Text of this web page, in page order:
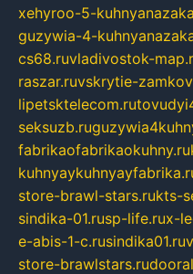
xehyroo-5-
guzywia-4-
cs68.ruvladivostok-
raszar.ruvskrytie-
lipetsktelecom.ru
seksuzb.ru
fabrikaofabrikaokuhny.ru
store-brawl-stars.rukts-
sindika-01.rusp-life.rux-
e-abis-1-c.rusindika01.ru
store-brawlstars.ru